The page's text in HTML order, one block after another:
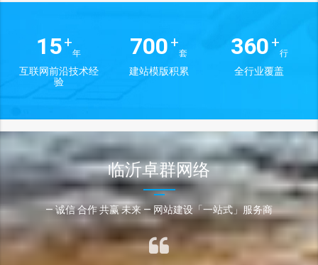
15+
年
互联网前沿技术经
验
700 +
套
建站模版积累
360 +
行
全行业覆盖
临沂卓群网络
— 诚信 合作 共赢 未来 — 网站建设「一站式」服务商